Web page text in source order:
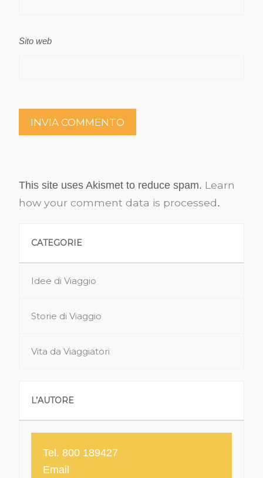
Sito web
This site uses Akismet to reduce spam. Learn
how your comment data is processed.
CATEGORIE
Idee di Viaggio
Storie di Viaggio
Vita da Viaggiatori
L’AUTORE
Tel. 800 189427
Email